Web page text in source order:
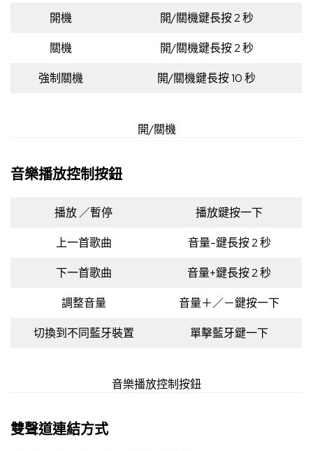
開機 開/關機鍵長按 2 秒
關機 開/關機鍵長按 2 秒
強制關機 開/關機鍵長按 10 秒
開/關機
音樂播放控制按鈕
播放 ／暫停 播放鍵按一下
上一首歌曲 音量-鍵長按 2 秒
下一首歌曲 音量+鍵長按 2 秒
調整音量 音量＋／－鍵按一下
切換到不同藍牙裝置 單擊藍牙鍵一下
音樂播放控制按鈕
雙聲道連結方式